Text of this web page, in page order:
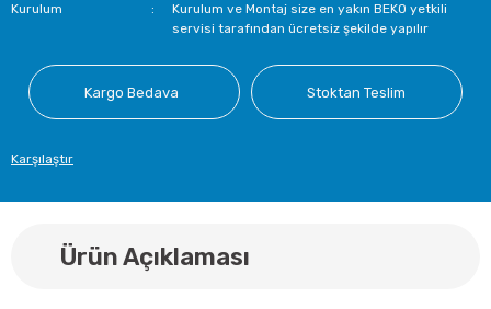
Kurulum
Kurulum ve Montaj size en yakın BEKO yetkili
servisi tarafından ücretsiz şekilde yapılır
Kargo Bedava Stoktan Teslim
Karşılaştır
Ürün Açıklaması